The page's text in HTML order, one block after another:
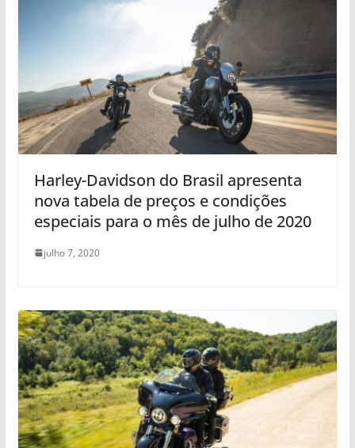
Harley-Davidson do Brasil apresenta
nova tabela de preços e condições
especiais para o mês de julho de 2020
julho 7, 2020